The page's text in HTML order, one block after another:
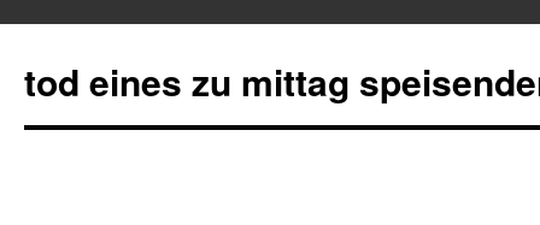
tod eines zu mittag